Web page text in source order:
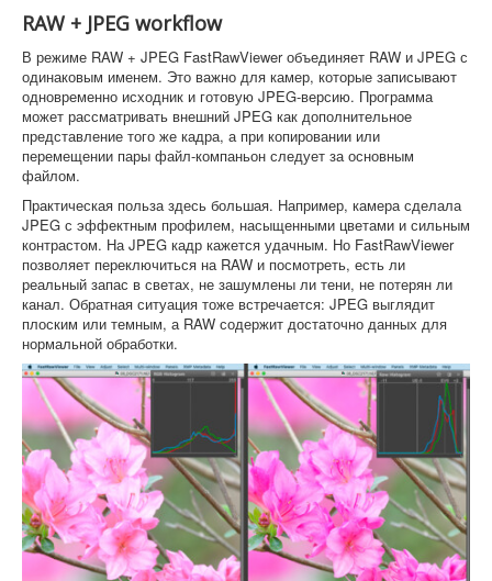
RAW + JPEG workflow
В режиме RAW + JPEG FastRawViewer объединяет RAW и JPEG с
одинаковым именем. Это важно для камер, которые записывают
одновременно исходник и готовую JPEG-версию. Программа
может рассматривать внешний JPEG как дополнительное
представление того же кадра, а при копировании или
перемещении пары файл-компаньон следует за основным
файлом.
Практическая польза здесь большая. Например, камера сделала
JPEG с эффектным профилем, насыщенными цветами и сильным
контрастом. На JPEG кадр кажется удачным. Но FastRawViewer
позволяет переключиться на RAW и посмотреть, есть ли
реальный запас в светах, не зашумлены ли тени, не потерян ли
канал. Обратная ситуация тоже встречается: JPEG выглядит
плоским или темным, а RAW содержит достаточно данных для
нормальной обработки.